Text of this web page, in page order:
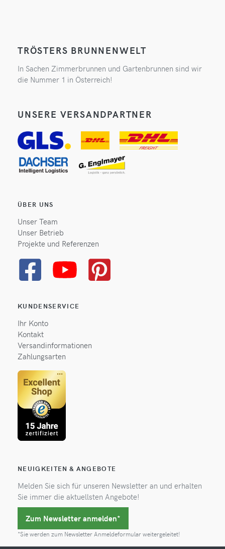
TRÖSTERS BRUNNENWELT
In Sachen Zimmerbrunnen und Gartenbrunnen sind wir
die Nummer 1 in Österreich!
UNSERE VERSANDPARTNER
ÜBER UNS
Unser Team
Unser Betrieb
Projekte und Referenzen
KUNDENSERVICE
Ihr Konto
Kontakt
Versandinformationen
Zahlungsarten
NEUIGKEITEN & ANGEBOTE
Melden Sie sich für unseren Newsletter an und erhalten
Sie immer die aktuellsten Angebote!
Zum Newsletter anmelden*
*Sie werden zum Newsletter Anmeldeformular weitergeleitet!